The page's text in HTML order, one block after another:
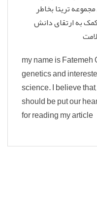
تریتا بخاطر
به ارتقای دانش
my name is Fatemeh
genetics and
science. I believe
should be put our
for reading my article